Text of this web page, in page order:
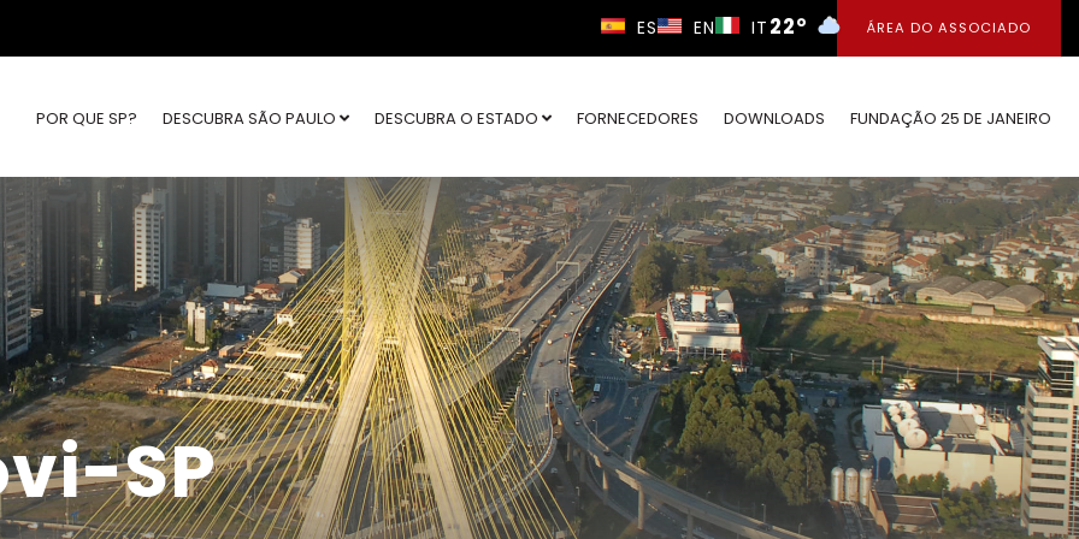
ES EN IT 22° ÁREA DO ASSOCIADO
POR QUE SP? DESCUBRA SÃO PAULO DESCUBRA O ESTADO FORNECEDORES DOWNLOADS FUNDAÇÃO 25 DE JANEIRO
SP